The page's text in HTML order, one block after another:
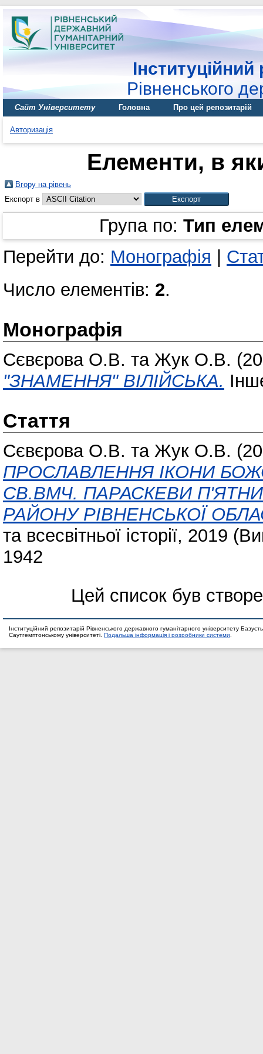
Інституційний
Рівненського
Сайт Університету Головна Про цей репозитарій
Авторизація
Елементи, в
Вгору на рівень
Експорт в
Група по: Тип
Перейти до: Монографія
Число елементів: 2.
Монографія
Сєвєрова О.В. та Жук О.В.
"ЗНАМЕННЯ" ВІЛІЙСЬКА.
Стаття
Сєвєрова О.В. та Жук О.В.
ПРОСЛАВЛЕННЯ ІКОНИ
СВ.ВМЧ. ПАРАСКЕВИ
РАЙОНУ РІВНЕНСЬКОЇ
та всесвітньої історії, 2019
1942
Цей список був
Інституційний репозитарій Рівненського державного гуманітарного університету
Саутгемптонському університеті. Подальша інформація і розробники системи